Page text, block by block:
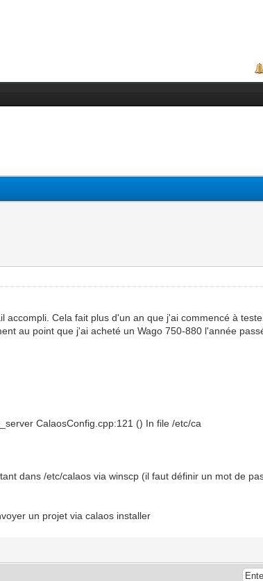
Cela fait plus d'un an que j'ai commencé à
au point que j'ai acheté un Wago 750-880 l'année
CalaosConfig.cpp:121 () In file /etc/ca
dans /etc/calaos via winscp (il faut définir un mot de
un projet via calaos installer